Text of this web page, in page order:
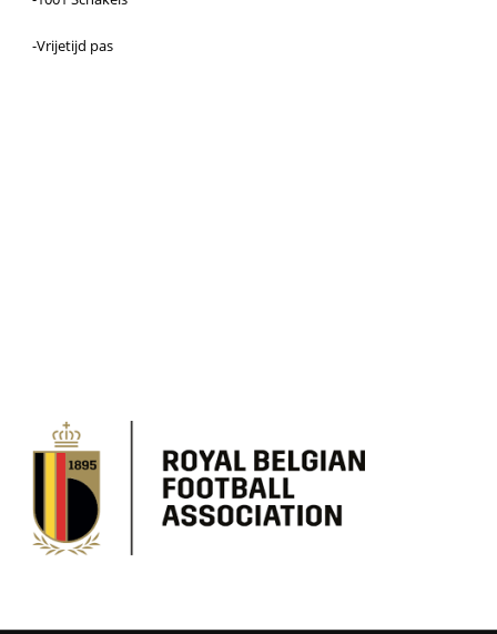
-Vrijetijd pas